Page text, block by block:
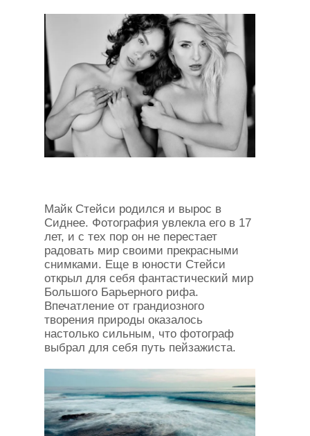
Майк Стейси родился и вырос в
Сиднее. Фотография увлекла его в 17
лет, и с тех пор он не перестает
радовать мир своими прекрасными
снимками. Еще в юности Стейси
открыл для себя фантастический мир
Большого Барьерного рифа.
Впечатление от грандиозного
творения природы оказалось
настолько сильным, что фотограф
выбрал для себя путь пейзажиста.